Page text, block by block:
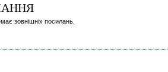
зовнішніх посилань.